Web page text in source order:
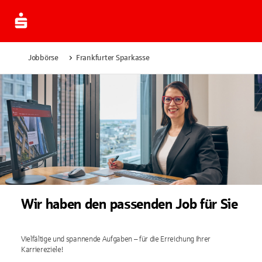
Jobbörse Frankfurter Sparkasse
Wir haben den passenden Job für Sie
Vielfältige und spannende Aufgaben – für die Erreichung Ihrer
Karriereziele!